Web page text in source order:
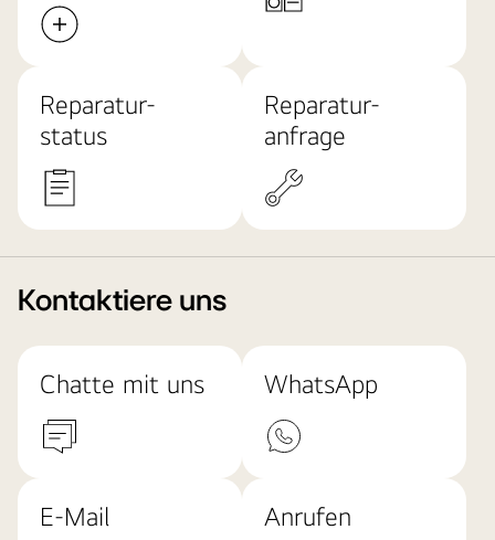
Reparatur-
status
Reparatur-
anfrage
Kontaktiere uns
Chatte mit uns WhatsApp
E-Mail Anrufen